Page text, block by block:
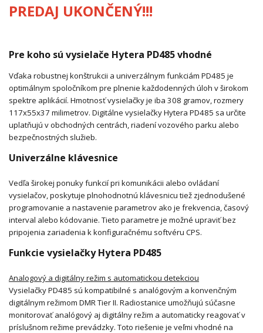
PREDAJ UKONČENÝ!!!
Pre koho sú vysielače Hytera PD485 vhodné
Vďaka robustnej konštrukcii a univerzálnym funkciám PD485 je
optimálnym spoločníkom pre plnenie každodenných úloh v širokom
spektre aplikácií. Hmotnosť vysielačky je iba 308 gramov, rozmery
117x55x37 milimetrov. Digitálne vysielačky Hytera PD485 sa určite
uplatňujú v obchodných centrách, riadení vozového parku alebo
bezpečnostných služieb.
Univerzálne klávesnice
Vedľa širokej ponuky funkcií pri komunikácii alebo ovládaní
vysielačov, poskytuje plnohodnotnú klávesnicu tiež zjednodušené
programovanie a nastavenie parametrov ako je frekvencia, časový
interval alebo kódovanie. Tieto parametre je možné upraviť bez
pripojenia zariadenia k konfiguračnému softvéru CPS.
Funkcie vysielačky Hytera PD485
Analogový a digitálny režim s automatickou detekciou
Vysielačky PD485 sú kompatibilné s analógovým a konvenčným
digitálnym režimom DMR Tier II. Radiostanice umožňujú súčasne
monitorovať analógový aj digitálny režim a automaticky reagovať v
príslušnom režime prevádzky. Toto riešenie je veľmi vhodné na